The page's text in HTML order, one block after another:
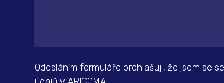
Odesláním formuláře prohlašuji, že jsem se